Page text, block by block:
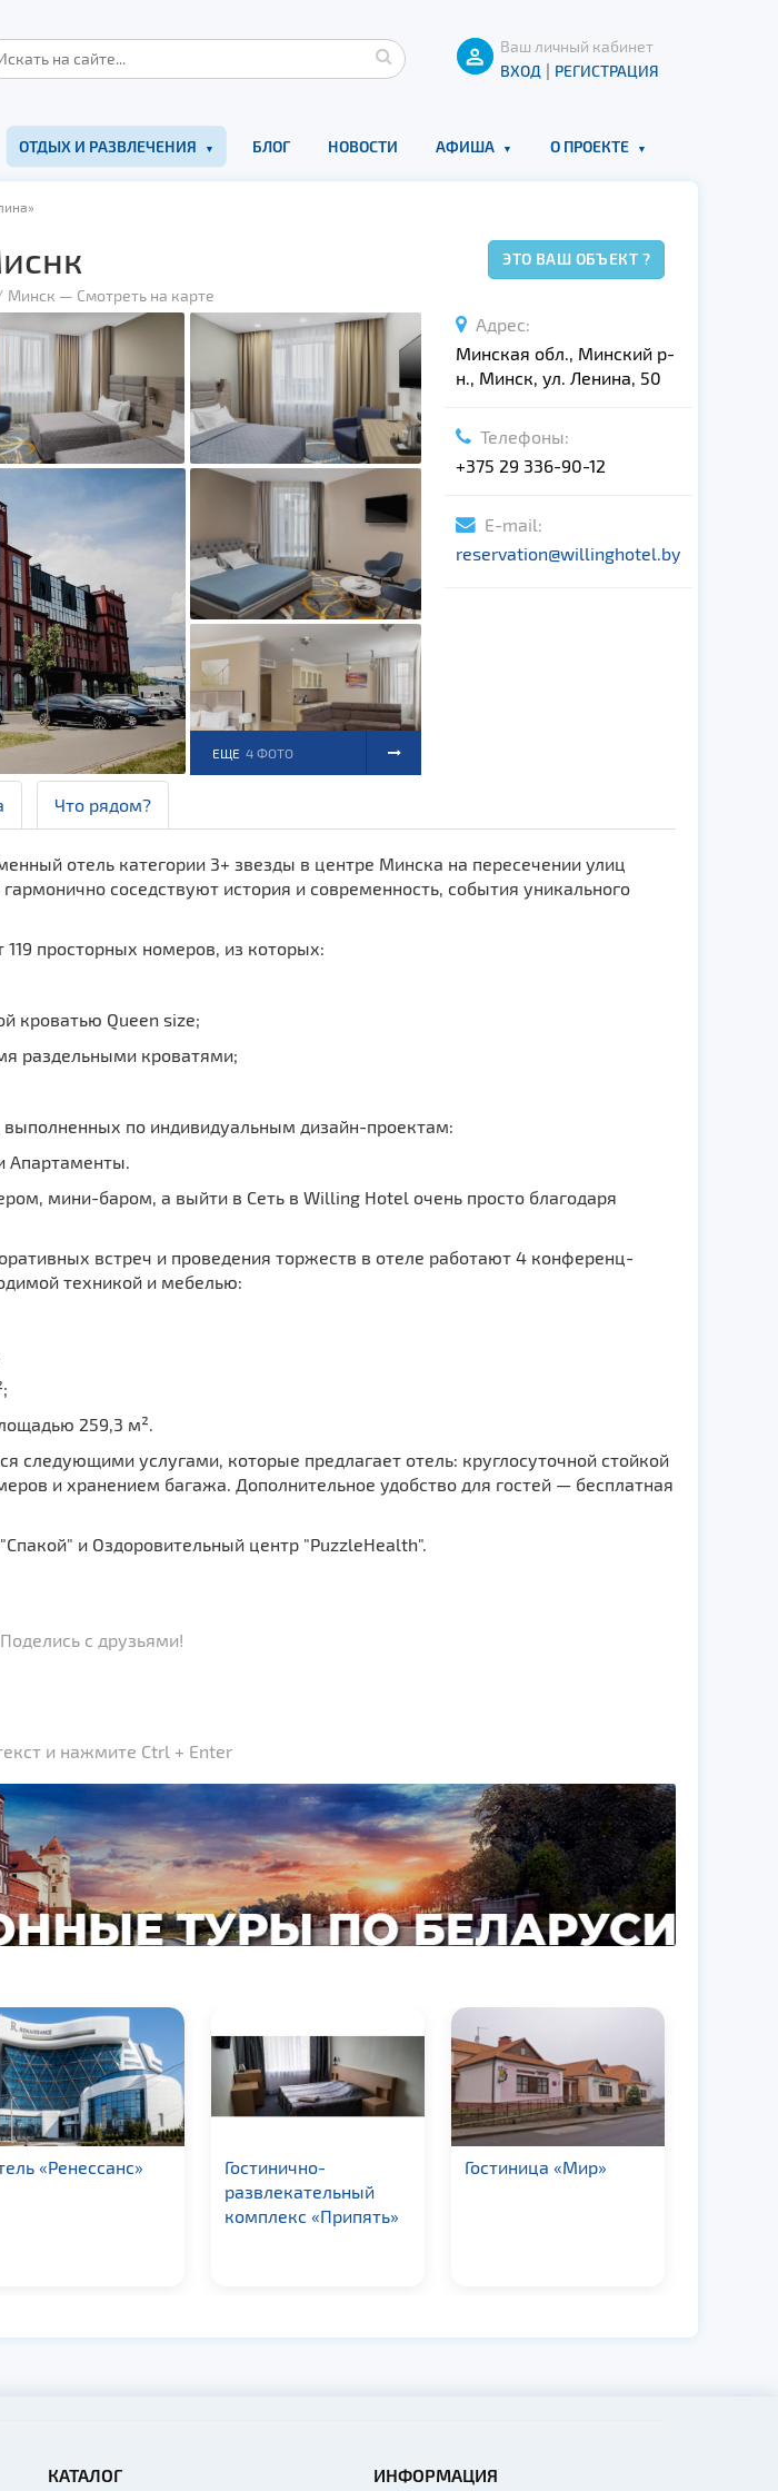
Ваш личный кабинет
ВХОД | РЕГИСТРАЦИЯ
ОТДЫХ И РАЗВЛЕЧЕНИЯ БЛОГ НОВОСТИ АФИША О ПРОЕКТЕ
ЭТО ВАШ ОБЪЕКТ ?
Минск — Смотреть на карте
ЕЩЕ 4 ФОТО
Адрес:
Минская обл., Минский р-
н., Минск, ул. Ленина, 50
Телефоны:
+375 29 336-90-12
E-mail:
reservation@willinghotel.by
Что рядом?
отель категории 3+ звезды в центре Минска на пересечении улиц
соседствуют история и современность, события уникального
просторных номеров, из которых:
кроватью Queen size;
раздельными кроватями;
по индивидуальным дизайн-проектам:
Апартаменты.
мини-баром, а выйти в Сеть в Willing Hotel очень просто благодаря
встреч и проведения торжеств в отеле работают 4 конференц-
техникой и мебелью:
259,3 м².
следующими услугами, которые предлагает отель: круглосуточной стойкой
и хранением багажа. Дополнительное удобство для гостей — бесплатная
и Оздоровительный центр "PuzzleHealth".
с друзьями!
и нажмите Ctrl + Enter
«Ренессанс»
Гостинично-
развлекательный
комплекс «Припять»
Гостиница «Мир»
КАТАЛОГ ИНФОРМАЦИЯ